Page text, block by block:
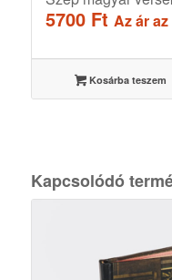
5700 Ft Az ár
Kosárba teszem
Kapcsolódó